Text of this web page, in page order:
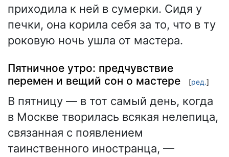
приходила к ней в сумерки. Сидя у
печки, она корила себя за то, что в ту
роковую ночь ушла от мастера.
Пятничное утро: предчувствие
перемен и вещий сон о мастере
[ред.]
В пятницу — в тот самый день, когда
в Москве творилась всякая нелепица,
связанная с появлением
таинственного иностранца, —